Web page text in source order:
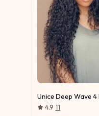
Unice Deep Wave
4.9 11